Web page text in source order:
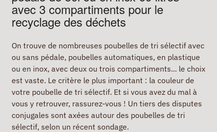
avec 3 compartiments pour le
recyclage des déchets
On trouve de nombreuses poubelles de tri sélectif avec
ou sans pédale, poubelles automatiques, en plastique
ou en inox, avec deux ou trois compartiments... le choix
est vaste. Le critère le plus important : la couleur de
votre poubelle de tri sélectif. Et si vous avez du mal à
vous y retrouver, rassurez-vous ! Un tiers des disputes
conjugales sont axées autour des poubelles de tri
sélectif, selon un récent sondage.